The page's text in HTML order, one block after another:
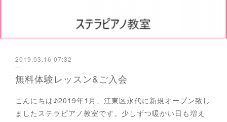
2019.03.16 07:32
無料体験レッスン&ご入会
こんにちは♪2019年1月、江東区永代に新規オープン致し
ましたステラピアノ教室です。少しずつ暖かい日も増え